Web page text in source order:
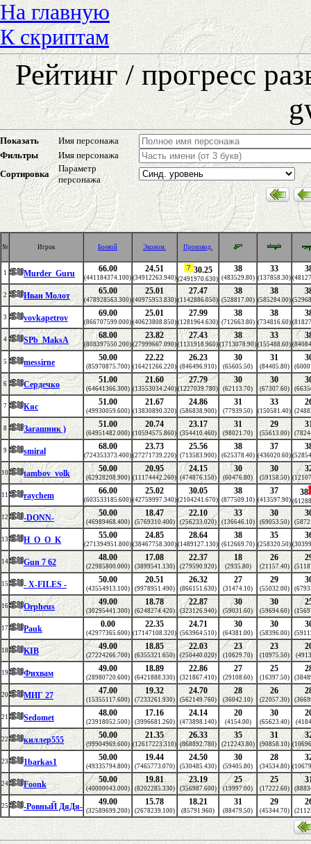
На главную
К скриптам
Рейтинг / прогресс
Показать
Имя персонажа
Фильтры
Имя персонажа
Сортировка
Параметр
персонажа
№ Игрок Боевой Эконом. Производ.
1 Murder_Guru 66.00
(441184374.100)
24.51
(34912263.940)
30.25
(2491970.630)
38
(483529.80)
33
(137858.30)
2 Иван Молот 65.00
(478928563.300)
25.01
(40975953.830)
27.47
(1142886.050)
38
(528817.00)
38
(585284.00)
3 vovkapetrov 69.00
(866707599.000)
25.01
(40623808.850)
27.99
(1281964.630)
38
(712663.80)
38
(734816.60)
4 SPb_MaksA 68.00
(808397550.200)
23.82
(27999667.090)
27.43
(1131918.960)
38
(1713078.90)
33
(155488.60)
5 messirne 50.00
(85970875.700)
22.22
(16421266.220)
26.23
(846496.910)
30
(65605.50)
31
(84405.80)
6 Сердечко 51.00
(64641366.300)
21.60
(13553034.240)
27.79
(1227039.780)
30
(62113.70)
30
(67307.60)
7 Кяс 51.00
(49930059.600)
21.67
(13830890.320)
24.86
(586838.900)
31
(77939.50)
33
(150581.40)
8 Загашник ) 51.00
(64951482.000)
20.74
(10594575.860)
23.17
(354410.460)
31
(98021.70)
29
(55613.00)
9 smiral 68.00
(724353373.400)
23.73
(27271739.220)
25.56
(713583.900)
38
(625378.40)
37
(436020.60)
10 tambov_volk 50.00
(62928208.900)
20.95
(11174442.260)
24.15
(474876.150)
30
(60476.80)
30
(59158.50)
11 raychem 66.00
(603533185.600)
25.02
(42759997.340)
30.05
(2104241.670)
38
(877509.10)
37
(413597.90)
38
12 -DONN- 50.00
(46989468.400)
18.47
(5769310.400)
22.10
(256233.020)
33
(136646.10)
30
(69053.50)
13 H_O_O_K 55.00
(271394951.800)
24.85
(38467758.300)
28.64
(1489127.130)
38
(612669.70)
35
(258320.50)
14 Gun 7 62 48.00
(22985800.000)
17.08
(3899541.130)
22.37
(279590.920)
18
(2935.80)
26
(21157.40)
15 - X-FILES - 50.00
(43554913.100)
20.51
(9978951.490)
26.32
(866151.630)
27
(31474.10)
29
(55032.00)
16 Orpheus 49.00
(30295441.300)
18.78
(6248274.420)
22.87
(323126.940)
30
(59031.60)
30
(59694.60)
17 Pauk 0.00
(42977365.600)
22.35
(17147108.320)
24.71
(563964.510)
30
(64381.00)
30
(58396.00)
18 KIB 49.00
(27224266.700)
18.85
(6355321.650)
22.03
(250440.020)
23
(10629.70)
23
(10975.50)
19 Фихвам 49.00
(28980720.600)
18.89
(6421888.330)
22.86
(321867.410)
27
(29108.60)
25
(16397.50)
20 МИГ 27 47.00
(15355117.600)
19.32
(7233261.930)
24.70
(562149.760)
28
(36042.10)
26
(22057.30)
21 Sedomet 48.00
(23918052.500)
17.16
(3996681.260)
24.14
(473898.140)
20
(4154.00)
30
(65623.40)
22 киллер555 50.00
(99904969.600)
21.35
(12617223.310)
26.33
(868892.780)
35
(212243.80)
31
(90858.10)
23 1barkas1 50.00
(49335794.800)
19.44
(7465773.070)
24.50
(530485.430)
30
(59405.80)
28
(34534.80)
24 Foonk 50.00
(40000043.000)
19.81
(8202285.330)
23.19
(356987.600)
25
(19997.00)
25
(17222.60)
25 -РовныЙ ДяДя- 49.00
(32589699.200)
15.78
(2678239.100)
18.21
(85791.960)
31
(88479.50)
29
(45344.70)